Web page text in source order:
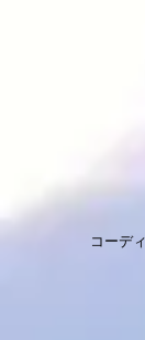
コーデ